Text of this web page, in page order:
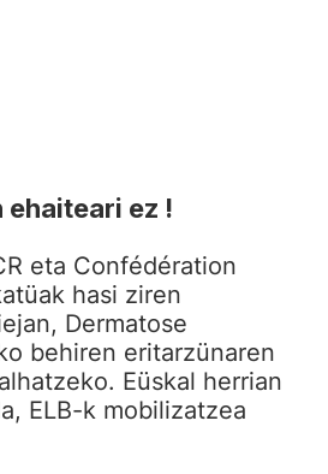
ehaiteari ez !
eta Confédération
hasi ziren
Dermatose
behiren eritarzünaren
Eüskal herrian
ELB-k mobilizatzea